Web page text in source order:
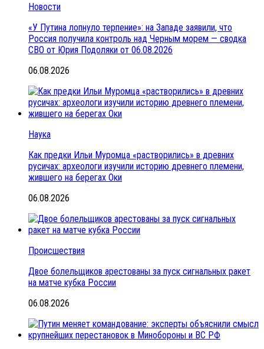
Новости
«У Путина лопнуло терпение»: на Западе заявили, что
Россия получила контроль над Черным морем — сводка
СВО от Юрия Подоляки от 06.08.2026
06.08.2026
Наука
Как предки Ильи Муромца «растворились» в древних
русичах: археологи изучили историю древнего племени,
жившего на берегах Оки
06.08.2026
Происшествия
Двое болельщиков арестованы за пуск сигнальных ракет
на матче кубка России
06.08.2026